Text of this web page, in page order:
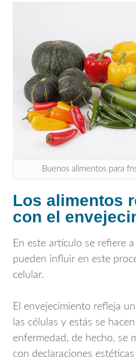
Buenos alimentos para
Los alimentos
con el
En este artículo se refiere
pueden influir en este
celular.
El envejecimiento refleja
las células y estás se
enfermedad, de hecho, se
con declaraciones